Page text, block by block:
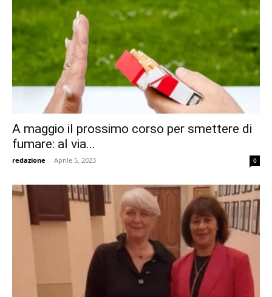
A maggio il prossimo corso per smettere di
fumare: al via...
redazione - Aprile 5, 2023 0